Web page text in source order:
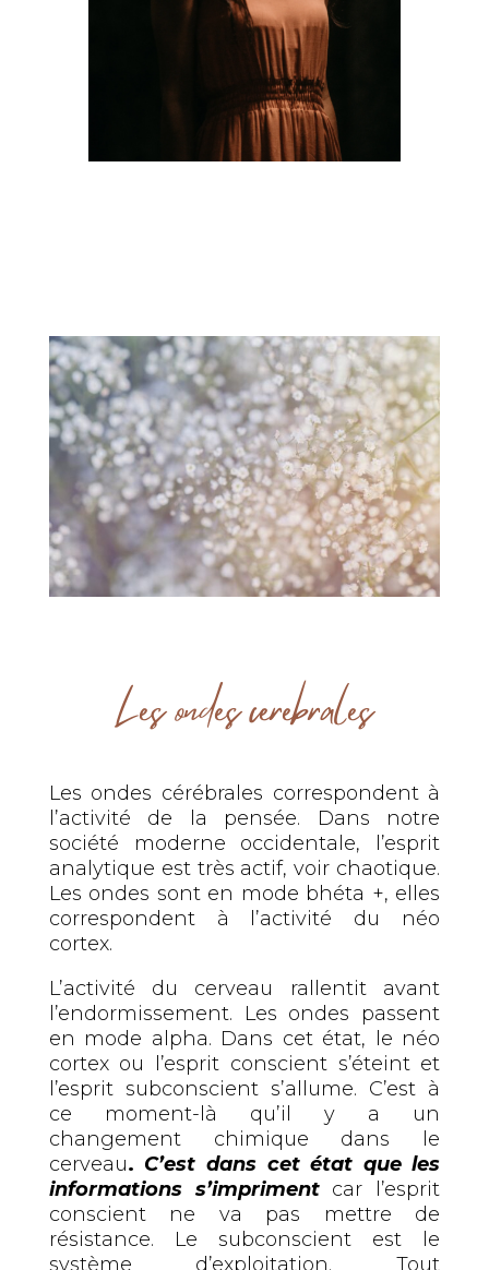
Les ondes cérébrales
Les ondes cérébrales correspondent à
l’activité de la pensée. Dans notre
société moderne occidentale, l’esprit
analytique est très actif, voir chaotique.
Les ondes sont en mode bhéta +, elles
correspondent à l’activité du néo
cortex.
L’activité du cerveau rallentit avant
l’endormissement. Les ondes passent
en mode alpha. Dans cet état, le néo
cortex ou l’esprit conscient s’éteint et
l’esprit subconscient s’allume. C’est à
ce moment-là qu’il y a un
changement chimique dans le
cerveau. C’est dans cet état que les
informations s’imprimentcar l’esprit
conscient ne va pas mettre de
résistance. Le subconscient est le
système d’exploitation. Tout